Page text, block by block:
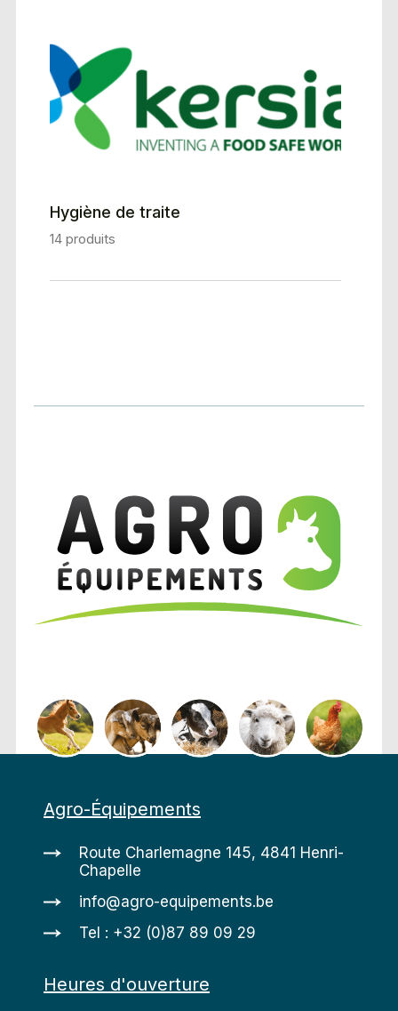
Hygiène de traite
14 produits
Agro-Équipements
Route Charlemagne 145, 4841 Henri-
Chapelle
info@agro-equipements.be
Tel : +32 (0)87 89 09 29
Heures d'ouverture